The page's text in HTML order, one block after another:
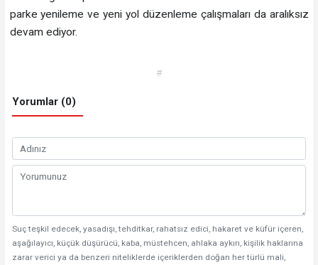
parke yenileme ve yeni yol düzenleme çalışmaları da aralıksız
devam ediyor.
#
Yorumlar (0)
Suç teşkil edecek, yasadışı, tehditkar, rahatsız edici, hakaret ve küfür içeren,
aşağılayıcı, küçük düşürücü, kaba, müstehcen, ahlaka aykırı, kişilik haklarına
zarar verici ya da benzeri niteliklerde içeriklerden doğan her türlü mali,